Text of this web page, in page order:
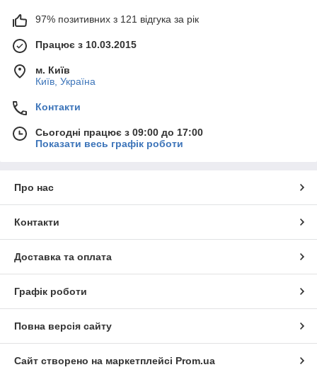
97% позитивних з 121 відгука за рік
Працює з 10.03.2015
м. Київ
Київ, Україна
Контакти
Сьогодні працює з 09:00 до 17:00
Показати весь графік роботи
Про нас
Контакти
Доставка та оплата
Графік роботи
Повна версія сайту
Сайт створено на маркетплейсі Prom.ua